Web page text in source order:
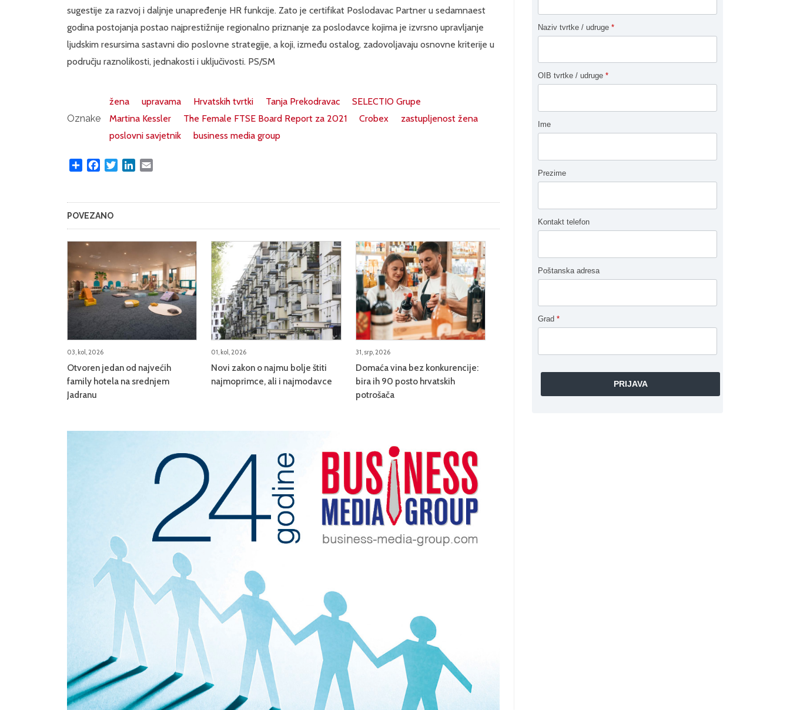
sugestije za razvoj i daljnje unapređenje HR funkcije. Zato je certifikat Poslodavac Partner u sedamnaest
godina postojanja postao najprestižnije regionalno priznanje za poslodavce kojima je izvrsno upravljanje
ljudskim resursima sastavni dio poslovne strategije, a koji, između ostalog, zadovoljavaju osnovne kriterije u
području raznolikosti, jednakosti i uključivosti. PS/SM
Oznake
žena upravama Hrvatskih tvrtki Tanja Prekodravac
SELECTIO Grupe
Martina Kessler
The Female FTSE Board Report za 2021 Crobex
zastupljenost žena
poslovni savjetnik
business media group
Share FacebookTwitterLinkedIn
POVEZANO
03, kol, 2026
Otvoren jedan od najvećih
family hotela na srednjem
Jadranu
01, kol, 2026
Novi zakon o najmu bolje štiti
najmoprimce, ali i najmodavce
31, srp, 2026
Domaća vina bez konkurencije:
bira ih 90 posto hrvatskih
potrošača
Naziv tvrtke / udruge *
OIB tvrtke / udruge *
Ime
Prezime
Kontakt telefon
Poštanska adresa
Grad *